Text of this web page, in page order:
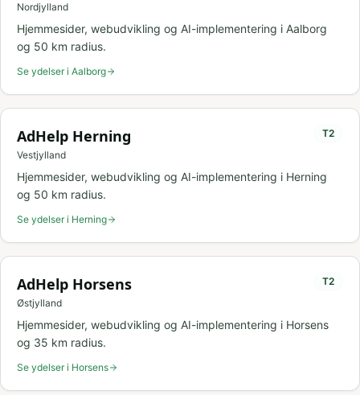
Nordjylland
Hjemmesider, webudvikling og AI-implementering i Aalborg
og 50 km radius.
Se ydelser i Aalborg
AdHelp Herning
Vestjylland
T2
Hjemmesider, webudvikling og AI-implementering i Herning
og 50 km radius.
Se ydelser i Herning
AdHelp Horsens
Østjylland
T2
Hjemmesider, webudvikling og AI-implementering i Horsens
og 35 km radius.
Se ydelser i Horsens